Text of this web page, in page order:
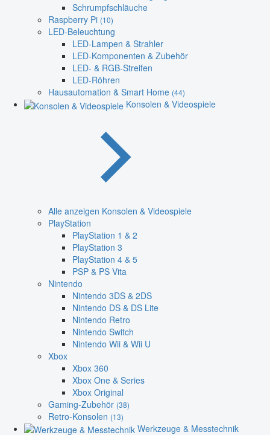
Schrumpfschläuche
Raspberry Pi (10)
LED-Beleuchtung
LED-Lampen & Strahler
LED-Komponenten & Zubehör
LED- & RGB-Streifen
LED-Röhren
Hausautomation & Smart Home (44)
Konsolen & Videospiele
Alle anzeigen Konsolen & Videospiele
PlayStation
PlayStation 1 & 2
PlayStation 3
PlayStation 4 & 5
PSP & PS Vita
Nintendo
Nintendo 3DS & 2DS
Nintendo DS & DS Lite
Nintendo Retro
Nintendo Switch
Nintendo Wii & Wii U
Xbox
Xbox 360
Xbox One & Series
Xbox Original
Gaming-Zubehör (38)
Retro-Konsolen (13)
Werkzeuge & Messtechnik